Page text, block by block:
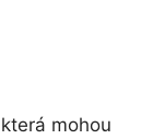
mohou